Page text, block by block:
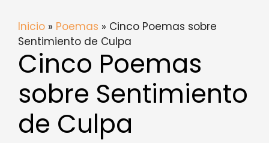
Inicio » Poemas » Cinco Poemas sobre
Sentimiento de Culpa
Cinco Poemas
sobre Sentimiento
de Culpa